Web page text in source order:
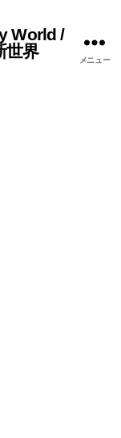
World /
世界
メニュー